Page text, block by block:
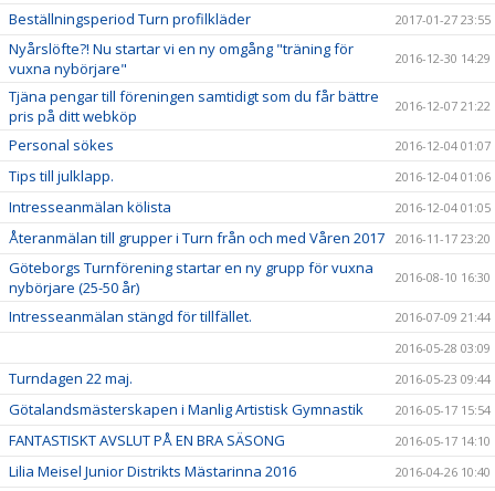
Beställningsperiod Turn profilkläder 2017-01-27 23:55
Nyårslöfte?! Nu startar vi en ny omgång "träning för
vuxna nybörjare"
2016-12-30 14:29
Tjäna pengar till föreningen samtidigt som du får bättre
pris på ditt webköp
2016-12-07 21:22
Personal sökes 2016-12-04 01:07
Tips till julklapp. 2016-12-04 01:06
Intresseanmälan kölista 2016-12-04 01:05
Återanmälan till grupper i Turn från och med Våren 2017 2016-11-17 23:20
Göteborgs Turnförening startar en ny grupp för vuxna
nybörjare (25-50 år)
2016-08-10 16:30
Intresseanmälan stängd för tillfället.
2016-07-09 21:44
2016-05-28 03:09
Turndagen 22 maj. 2016-05-23 09:44
Götalandsmästerskapen i Manlig Artistisk Gymnastik 2016-05-17 15:54
FANTASTISKT AVSLUT PÅ EN BRA SÄSONG 2016-05-17 14:10
Lilia Meisel Junior Distrikts Mästarinna 2016 2016-04-26 10:40